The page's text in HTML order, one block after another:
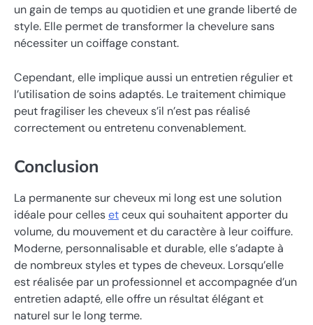
un gain de temps au quotidien et une grande liberté de
style. Elle permet de transformer la chevelure sans
nécessiter un coiffage constant.
Cependant, elle implique aussi un entretien régulier et
l’utilisation de soins adaptés. Le traitement chimique
peut fragiliser les cheveux s’il n’est pas réalisé
correctement ou entretenu convenablement.
Conclusion
La permanente sur cheveux mi long est une solution
idéale pour cellesetceux qui souhaitent apporter du
volume, du mouvement et du caractère à leur coiffure.
Moderne, personnalisable et durable, elle s’adapte à
de nombreux styles et types de cheveux. Lorsqu’elle
est réalisée par un professionnel et accompagnée d’un
entretien adapté, elle offre un résultat élégant et
naturel sur le long terme.